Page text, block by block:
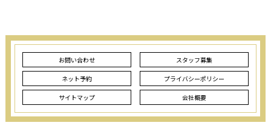
お問い合わせ スタッフ募集
ネット予約 プライバシーポリシー
サイトマップ 会社概要